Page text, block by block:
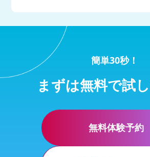
簡単30秒！
まずは無料で試
無料体験予約